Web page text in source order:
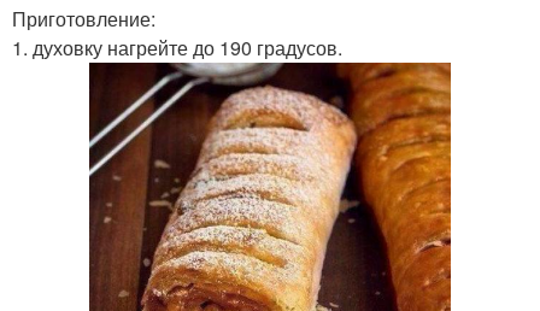
Приготовление:
1. духовку нагрейте до 190 градусов.